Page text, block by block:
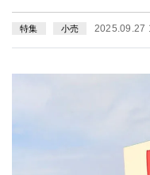
特集 小売 2025.09.27